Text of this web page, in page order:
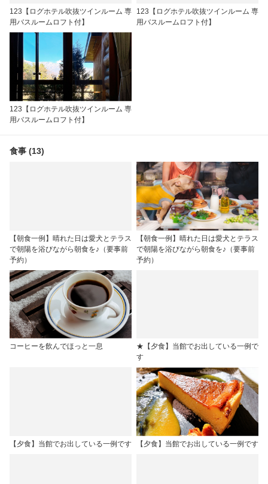
123【ログホテル吹抜ツインルーム 専
用バスルームロフト付】
123【ログホテル吹抜ツインルーム 専
用バスルームロフト付】
123【ログホテル吹抜ツインルーム 専
用バスルームロフト付】
食事 (13)
【朝食一例】晴れた日は愛犬とテラス
で朝陽を浴びながら朝食を♪（要事前
予約）
【朝食一例】晴れた日は愛犬とテラス
で朝陽を浴びながら朝食を♪（要事前
予約）
コーヒーを飲んでほっと一息
★【夕食】当館でお出している一例で
す
【夕食】当館でお出している一例です 【夕食】当館でお出している一例です